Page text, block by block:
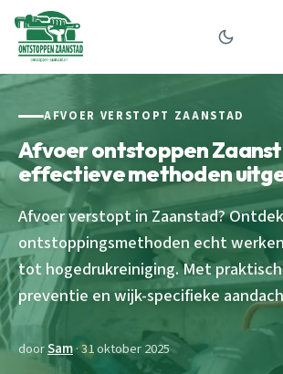
AFVOER VERSTOPT ZAANSTAD
Afvoer ontstoppen
effectieve methoden
Afvoer verstopt in Zaanstad?
ontstoppingsmethoden echt
tot hogedrukreiniging. Met
preventie en wijk-specifieke
doorSam· 31 oktober 2025